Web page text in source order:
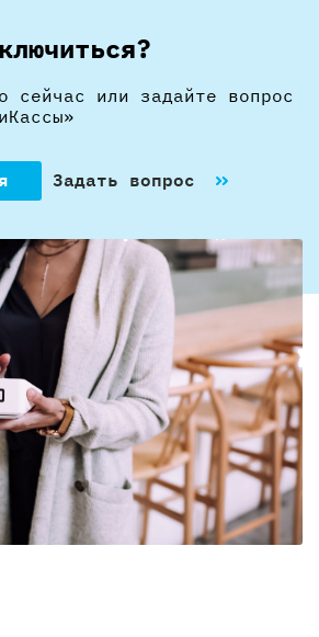
сейчас или задайте вопрос
Задать вопрос